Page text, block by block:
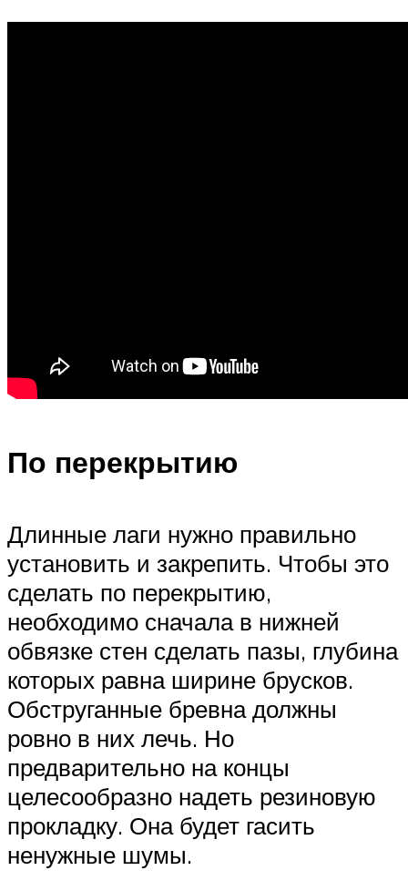
По перекрытию
Длинные лаги нужно правильно
установить и закрепить. Чтобы это
сделать по перекрытию,
необходимо сначала в нижней
обвязке стен сделать пазы, глубина
которых равна ширине брусков.
Обструганные бревна должны
ровно в них лечь. Но
предварительно на концы
целесообразно надеть резиновую
прокладку. Она будет гасить
ненужные шумы.